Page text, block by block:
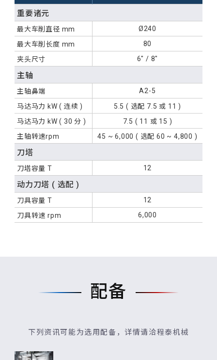
重要诸元
最大车削直径 mm
Ø240
最大车削长度 mm
80
夹头尺寸
6" / 8"
主轴
主轴鼻端
A2-5
马达马力 kW ( 连续 )
5.5 ( 选配 7.5 或 11 )
马达马力 kW ( 30 分 )
7.5 ( 11 或 15 )
主轴转速rpm 45 ~ 6,000 ( 选配 60 ~ 4,800 )
刀塔
刀塔容量 T 12
动力刀塔 ( 选配 )
刀具容量 T
12
刀具转速 rpm 6,000
配备
下列资讯可能为选用配备，详情请洽程泰机械